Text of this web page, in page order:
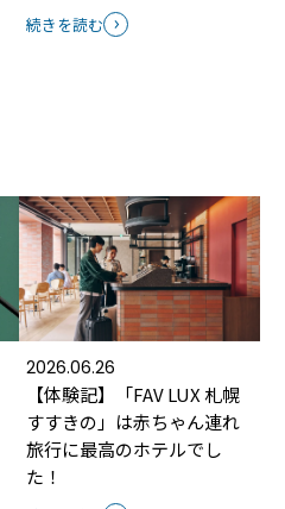
続きを読む
2026.06.26
【体験記】「FAV LUX 札幌
すすきの」は赤ちゃん連れ
旅行に最高のホテルでし
た！